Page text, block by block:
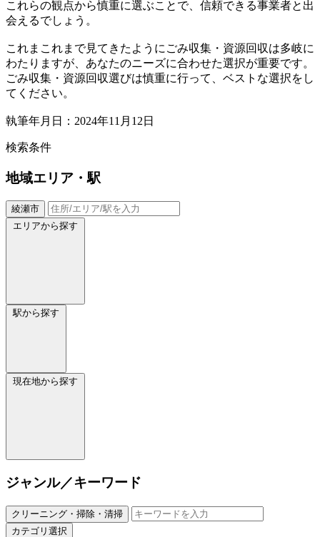
これらの観点から慎重に選ぶことで、信頼できる事業者と出
会えるでしょう。
これまこれまで見てきたようにごみ収集・資源回収は多岐に
わたりますが、あなたのニーズに合わせた選択が重要です。
ごみ収集・資源回収選びは慎重に行って、ベストな選択をし
てください。
執筆年月日：2024年11月12日
検索条件
地域エリア・駅
綾瀬市
エリアから探す
駅から探す
現在地から探す
ジャンル／キーワード
クリーニング・掃除・清掃
カテゴリ選択